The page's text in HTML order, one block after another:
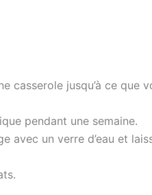
casserole jusqu’à ce
pendant une semaine.
avec un verre d’eau et